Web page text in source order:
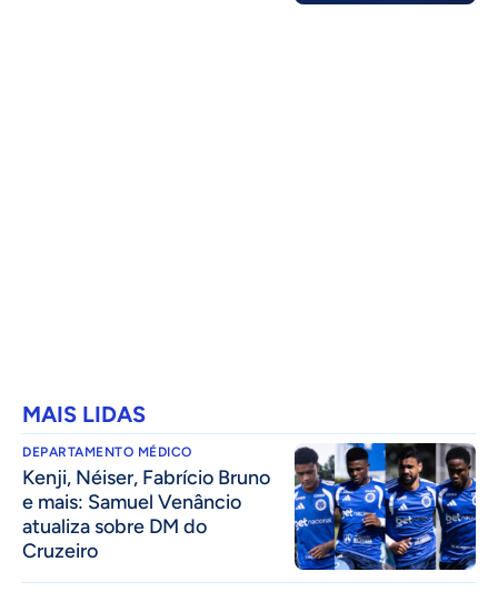
MAIS LIDAS
DEPARTAMENTO MÉDICO
Kenji, Néiser, Fabrício Bruno
e mais: Samuel Venâncio
atualiza sobre DM do
Cruzeiro